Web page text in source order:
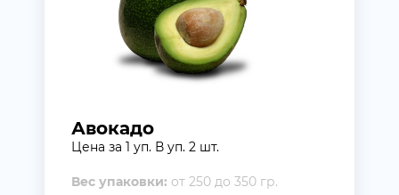
Авокадо
Цена за 1 уп. В уп. 2 шт.
Вес упаковки: от 250 до 350 гр.